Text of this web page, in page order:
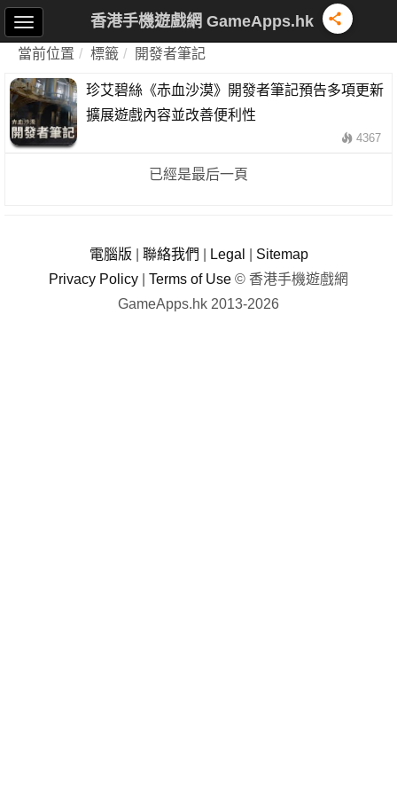
香港手機遊戲網 GameApps.hk
當前位置 標籤 開發者筆記
珍艾碧絲《赤血沙漠》開發者筆記預告多項更新
擴展遊戲內容並改善便利性
4367
已經是最后一頁
電腦版 聯絡我們 Legal
Sitemap
Privacy Policy
Terms of Use © 香港手機遊戲網
GameApps.hk 2013-2026